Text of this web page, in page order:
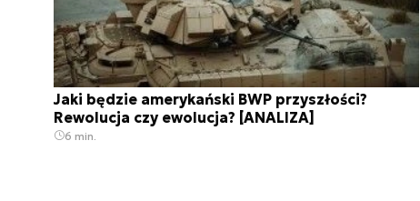
Jaki będzie amerykański BWP przyszłości?
Rewolucja czy ewolucja? [ANALIZA]
6 min.